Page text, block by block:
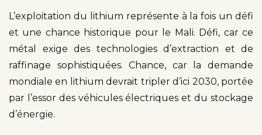
L’exploitation du lithium représente à la fois un défi
et une chance historique pour le Mali. Défi, car ce
métal exige des technologies d’extraction et de
raffinage sophistiquées. Chance, car la demande
mondiale en lithium devrait tripler d’ici 2030, portée
par l’essor des véhicules électriques et du stockage
d’énergie.